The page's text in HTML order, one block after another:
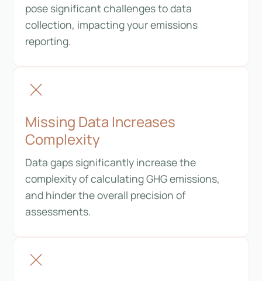
pose significant challenges to data
collection, impacting your emissions
reporting.
Missing Data Increases
Complexity
Data gaps significantly increase the
complexity of calculating GHG emissions,
and hinder the overall precision of
assessments.